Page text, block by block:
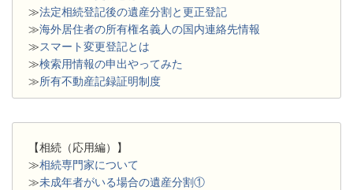
≫法定相続登記後の遺産分割と更正登記
≫海外居住者の所有権名義人の国内連絡先情報
≫スマート変更登記とは
≫検索用情報の申出やってみた
≫所有不動産記録証明制度
【相続（応用編）】
≫相続専門家について
≫未成年者がいる場合の遺産分割①